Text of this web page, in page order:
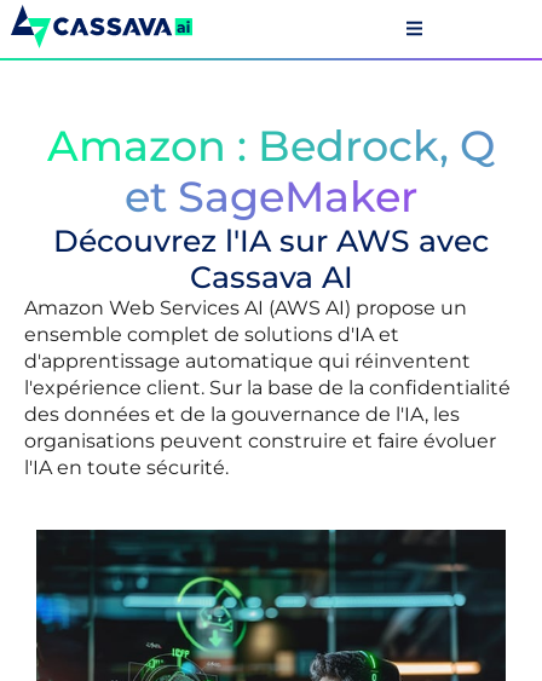
Amazon : Bedrock, Q
et SageMaker
Découvrez l'IA sur AWS avec
Cassava AI
Amazon Web Services AI (AWS AI) propose un
ensemble complet de solutions d'IA et
d'apprentissage automatique qui réinventent
l'expérience client. Sur la base de la confidentialité
des données et de la gouvernance de l'IA, les
organisations peuvent construire et faire évoluer
l'IA en toute sécurité.